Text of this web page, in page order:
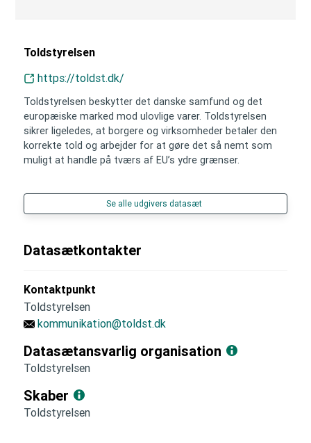
Toldstyrelsen
https://toldst.dk/
Toldstyrelsen beskytter det danske samfund og det
europæiske marked mod ulovlige varer. Toldstyrelsen
sikrer ligeledes, at borgere og virksomheder betaler den
korrekte told og arbejder for at gøre det så nemt som
muligt at handle på tværs af EU’s ydre grænser.
Se alle udgivers datasæt
Datasætkontakter
Kontaktpunkt
Toldstyrelsen
kommunikation@toldst.dk
Datasætansvarlig organisation
Toldstyrelsen
Skaber
Toldstyrelsen